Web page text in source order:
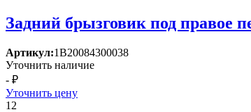
Задний брызговик под правое
Артикул:1В20084300038
Уточнить наличие
- ₽
Уточнить цену
12